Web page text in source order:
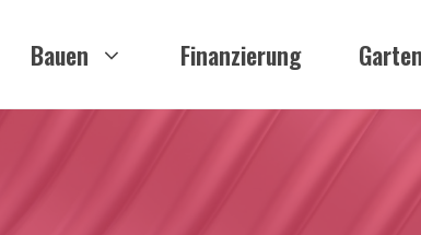
Bauen Finanzierung Garten